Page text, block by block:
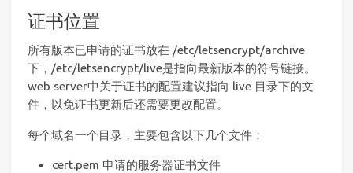
证书位置
所有版本已申请的证书放在 /etc/letsencrypt/archive
下，/etc/letsencrypt/live是指向最新版本的符号链接。
web server中关于证书的配置建议指向 live 目录下的文
件，以免证书更新后还需要更改配置。
每个域名一个目录，主要包含以下几个文件：
cert.pem 申请的服务器证书文件